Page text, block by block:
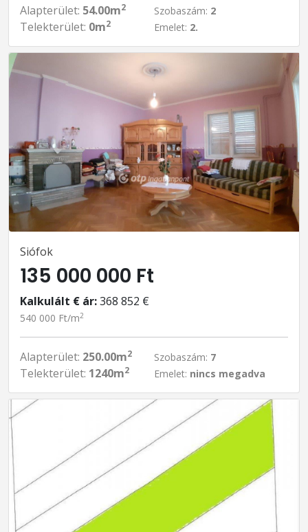
Alapterület: 54.00m2
Telekterület: 0m2
Szobaszám: 2
Emelet: 2.
Siófok
135 000 000 Ft
Kalkulált € ár:368 852 €
540 000 Ft/m2
Alapterület: 250.00m2
Telekterület: 1240m2
Szobaszám: 7
Emelet: nincs megadva